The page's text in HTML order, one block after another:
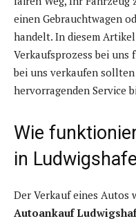
einen Gebrauchtwagen
handelt. In diesem
Verkaufsprozess bei
bei uns verkaufen
hervorragenden Service
Wie
in
Der Verkauf eines Autos
Autoankauf